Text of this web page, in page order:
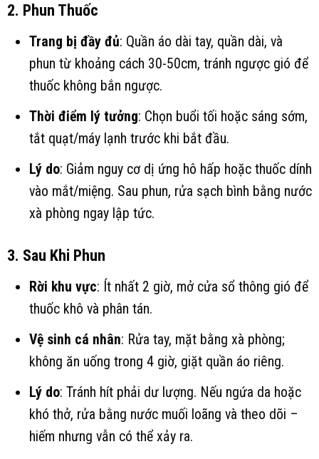
2. Phun Thuốc
Trang bị đầy đủ: Quần áo dài tay, quần dài, và
phun từ khoảng cách 30-50cm, tránh ngược gió để
thuốc không bắn ngược.
Thời điểm lý tưởng: Chọn buổi tối hoặc sáng sớm,
tắt quạt/máy lạnh trước khi bắt đầu.
Lý do: Giảm nguy cơ dị ứng hô hấp hoặc thuốc dính
vào mắt/miệng. Sau phun, rửa sạch bình bằng nước
xà phòng ngay lập tức.
3. Sau Khi Phun
Rời khu vực: Ít nhất 2 giờ, mở cửa sổ thông gió để
thuốc khô và phân tán.
Vệ sinh cá nhân: Rửa tay, mặt bằng xà phòng;
không ăn uống trong 4 giờ, giặt quần áo riêng.
Lý do: Tránh hít phải dư lượng. Nếu ngứa da hoặc
khó thở, rửa bằng nước muối loãng và theo dõi –
hiếm nhưng vẫn có thể xảy ra.